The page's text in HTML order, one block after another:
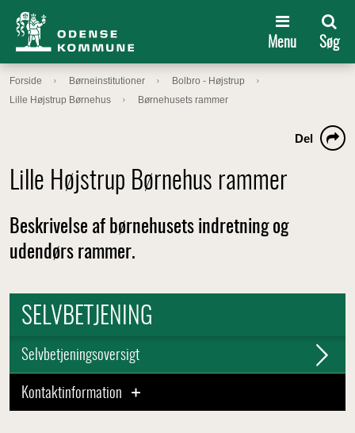
Menu Søg
Forside Børneinstitutioner
Bolbro - Højstrup
Lille Højstrup Børnehus
Børnehusets rammer
Lille Højstrup Børnehus rammer
Del
Beskrivelse af børnehusets indretning og
udendørs rammer.
SELVBETJENING
Selvbetjeningsoversigt
Kontaktinformation